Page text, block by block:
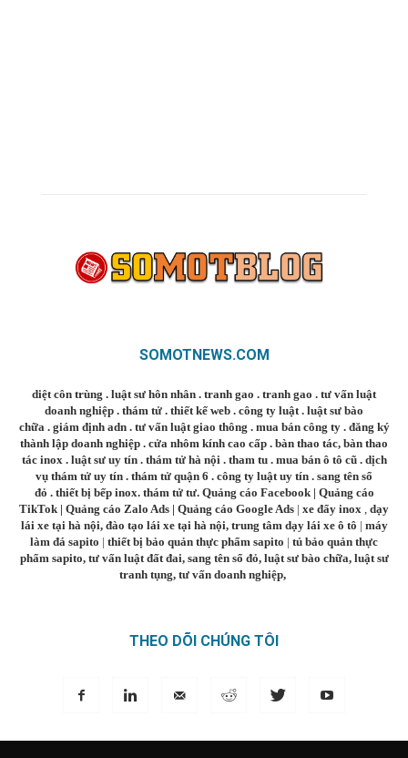
SOMOTNEWS.COM
diệt côn trùng . luật sư hôn nhân . tranh gao . tranh gao . tư vấn luật
doanh nghiệp . thám tử . thiết kế web . công ty luật. luật sư bào
chữa. giám định adn. tư vấn luật giao thông . mua bán công ty. đăng ký
thành lập doanh nghiệp . cửa nhôm kính cao cấp . bàn thao tác, bàn thao
tác inox. luật sư uy tín. thám tử hà nội. tham tu. mua bán ô tô cũ. dịch
vụ thám tử uy tín . thám tử quận 6 . công ty luật uy tín . sang tên sổ
đỏ . thiết bị bếp inox. thám tử tư. Quảng cáo Facebook| Quảng cáo
TikTok | Quảng cáo Zalo Ads | Quảng cáo Google Ads | xe đẩy inox , dạy
lái xe tại hà nội, đào tạo lái xe tại hà nội, trung tâm dạy lái xe ô tô | máy
làm đá sapito | thiết bị bảo quản thực phẩm sapito | tủ bảo quản thực
phẩm sapito, tư vấn luật đất đai, sang tên sổ đỏ, luật sư bào chữa, luật sư
tranh tụng, tư vấn doanh nghiệp,
THEO DÕI CHÚNG TÔI